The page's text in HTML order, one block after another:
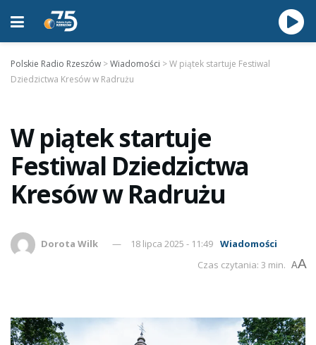
Polskie Radio Rzeszów >Wiadomości >W piątek startuje Festiwal
Dziedzictwa Kresów w Radrużu
W piątek startuje
Festiwal Dziedzictwa
Kresów w Radrużu
Dorota Wilk 18 lipca 2025 - 11:49 Wiadomości
Czas czytania: 3 min. AA